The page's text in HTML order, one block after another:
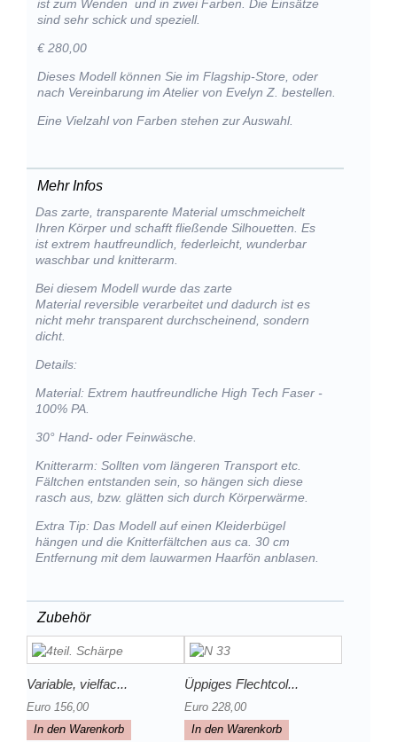
ist zum Wenden und in zwei Farben. Die Einsätze
sind sehr schick und speziell.
€ 280,00
Dieses Modell können Sie im Flagship-Store, oder
nach Vereinbarung im Atelier von Evelyn Z. bestellen.
Eine Vielzahl von Farben stehen zur Auswahl.
Mehr Infos
Das zarte, transparente Material umschmeichelt
Ihren Körper und schafft fließende Silhouetten. Es
ist extrem hautfreundlich, federleicht, wunderbar
waschbar und knitterarm.
Bei diesem Modell wurde das zarte
Material reversible verarbeitet und dadurch ist es
nicht mehr transparent durchscheinend, sondern
dicht.
Details:
Material: Extrem hautfreundliche High Tech Faser -
100% PA.
30° Hand- oder Feinwäsche.
Knitterarm: Sollten vom längeren Transport etc.
Fältchen entstanden sein, so hängen sich diese
rasch aus, bzw. glätten sich durch Körperwärme.
Extra Tip: Das Modell auf einen Kleiderbügel
hängen und die Knitterfältchen aus ca. 30 cm
Entfernung mit dem lauwarmen Haarfön anblasen.
Zubehör
Variable, vielfac...
Euro 156,00
In den Warenkorb
Üppiges Flechtcol...
Euro 228,00
In den Warenkorb